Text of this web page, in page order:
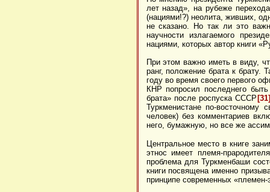
лет назад», на рубеже
(нациями!?) неолита, живших,
не сказано. Но так ли это
научности излагаемого
нациями, которых автор книги
При этом важно иметь в виду,
ранг, положение брата к брату.
году во время своего первого
КНР попросил последнего
брата» после роспуска СССР [31]
Туркменистане по-восточному
человек) без комментариев
него, бумажную, но все же
Центральное место в книге
этнос имеет племя-
проблема для Туркменбаши
книги посвящена именно
принципе современных